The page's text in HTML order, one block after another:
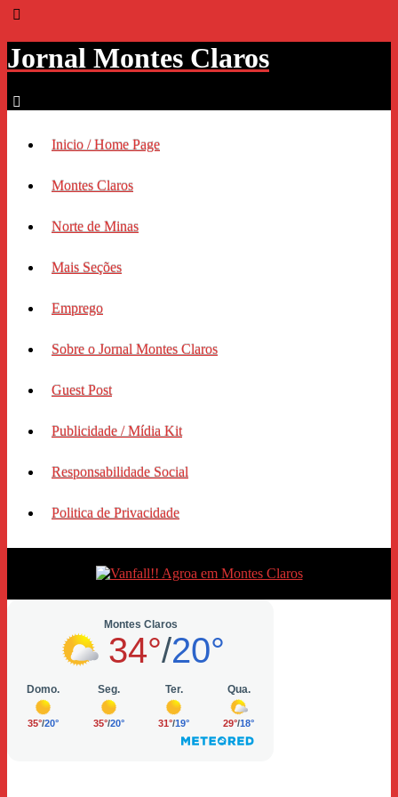
Jornal Montes Claros
Inicio / Home Page
Montes Claros
Norte de Minas
Mais Seções
Emprego
Sobre o Jornal Montes Claros
Guest Post
Publicidade / Mídia Kit
Responsabilidade Social
Politica de Privacidade